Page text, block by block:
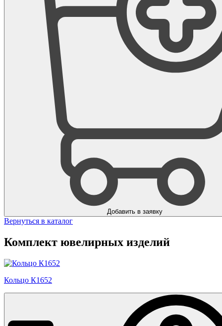
Добавить в заявку
Вернуться в каталог
Комплект ювелирных изделий
Кольцо К1652